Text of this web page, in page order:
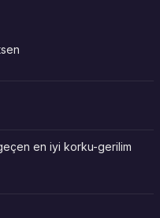
en iyi korku-gerilim